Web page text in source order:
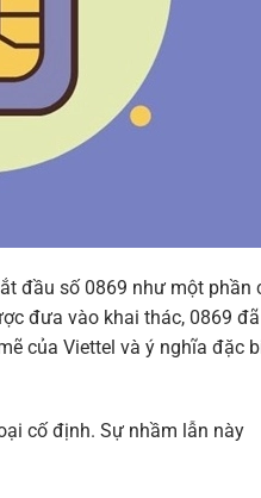
đầu số 0869 như một phần
đưa vào khai thác, 0869 đã
của Viettel và ý nghĩa đặc
cố định. Sự nhầm lẫn này